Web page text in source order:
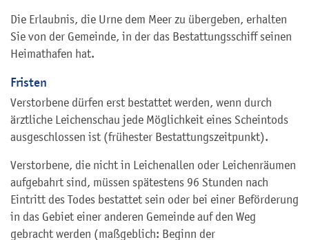
Die Erlaubnis, die Urne dem Meer zu übergeben, erhalten
Sie von der Gemeinde, in der das Bestattungsschiff seinen
Heimathafen hat.
Fristen
Verstorbene dürfen erst bestattet werden, wenn durch
ärztliche Leichenschau jede Möglichkeit eines Scheintods
ausgeschlossen ist (frühester Bestattungszeitpunkt).
Verstorbene, die nicht in Leichenallen oder Leichenräumen
aufgebahrt sind, müssen spätestens 96 Stunden nach
Eintritt des Todes bestattet sein oder bei einer Beförderung
in das Gebiet einer anderen Gemeinde auf den Weg
gebracht werden (maßgeblich: Beginn der